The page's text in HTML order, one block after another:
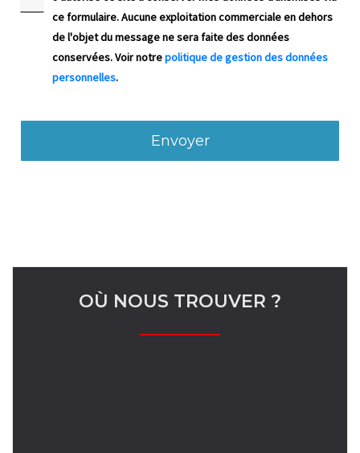
ce formulaire. Aucune exploitation commerciale en dehors
de l'objet du message ne sera faite des données
conservées. Voir notrepolitique de gestion des données
personnelles.
Envoyer
OÙ NOUS TROUVER ?